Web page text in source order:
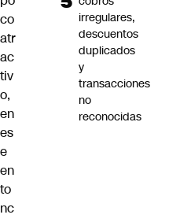
co
atr
ac
tiv
o,
en
es
e
en
to
nc
irregulares,
descuentos
duplicados
y
transacciones
no
reconocidas